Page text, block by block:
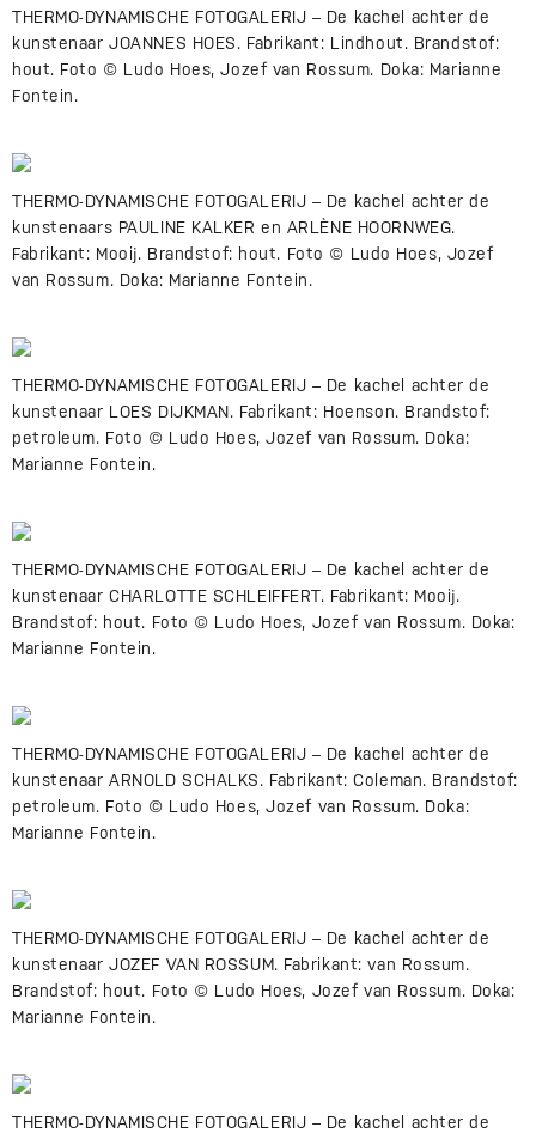
THERMO-DYNAMISCHE FOTOGALERIJ – De kachel achter de
kunstenaar JOANNES HOES. Fabrikant: Lindhout. Brandstof:
hout. Foto © Ludo Hoes, Jozef van Rossum. Doka: Marianne
Fontein.
THERMO-DYNAMISCHE FOTOGALERIJ – De kachel achter de
kunstenaars PAULINE KALKER en ARLÈNE HOORNWEG.
Fabrikant: Mooij. Brandstof: hout. Foto © Ludo Hoes, Jozef
van Rossum. Doka: Marianne Fontein.
THERMO-DYNAMISCHE FOTOGALERIJ – De kachel achter de
kunstenaar LOES DIJKMAN. Fabrikant: Hoenson. Brandstof:
petroleum. Foto © Ludo Hoes, Jozef van Rossum. Doka:
Marianne Fontein.
THERMO-DYNAMISCHE FOTOGALERIJ – De kachel achter de
kunstenaar CHARLOTTE SCHLEIFFERT. Fabrikant: Mooij.
Brandstof: hout. Foto © Ludo Hoes, Jozef van Rossum. Doka:
Marianne Fontein.
THERMO-DYNAMISCHE FOTOGALERIJ – De kachel achter de
kunstenaar ARNOLD SCHALKS. Fabrikant: Coleman. Brandstof:
petroleum. Foto © Ludo Hoes, Jozef van Rossum. Doka:
Marianne Fontein.
THERMO-DYNAMISCHE FOTOGALERIJ – De kachel achter de
kunstenaar JOZEF VAN ROSSUM. Fabrikant: van Rossum.
Brandstof: hout. Foto © Ludo Hoes, Jozef van Rossum. Doka:
Marianne Fontein.
THERMO-DYNAMISCHE FOTOGALERIJ – De kachel achter de